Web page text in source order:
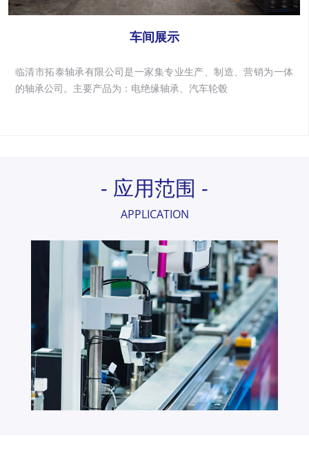
车间展示
临清市拓泰轴承有限公司是一家集专业生产、制造、营销为一体
的轴承公司。主要产品为：电绝缘轴承、汽车轮毂
- 应用范围 -
APPLICATION